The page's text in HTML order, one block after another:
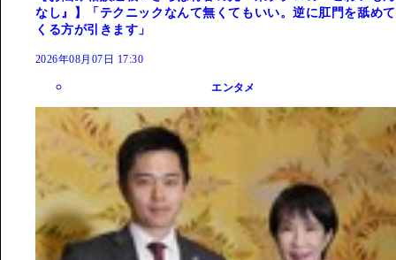
なし』】「テクニックなんて無くてもいい。逆に肛門を舐めて
くる方が引きます」
2026年08月07日 17:30
エンタメ